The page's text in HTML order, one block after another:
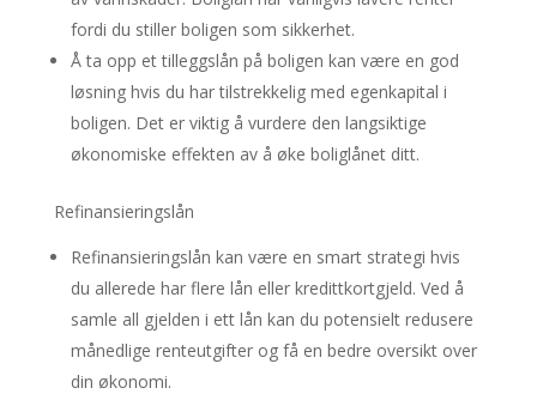
fordi du stiller boligen som sikkerhet.
Å ta opp et tilleggslån på boligen kan være en god
løsning hvis du har tilstrekkelig med egenkapital i
boligen. Det er viktig å vurdere den langsiktige
økonomiske effekten av å øke boliglånet ditt.
Refinansieringslån
Refinansieringslån kan være en smart strategi hvis
du allerede har flere lån eller kredittkortgjeld. Ved å
samle all gjelden i ett lån kan du potensielt redusere
månedlige renteutgifter og få en bedre oversikt over
din økonomi.